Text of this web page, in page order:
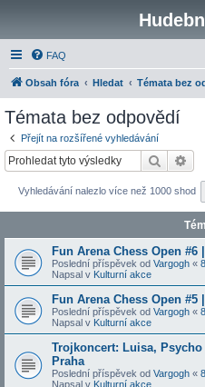
FAQ
Obsah fóra Hledat Témata bez
Témata bez odpovědí
Přejít na rozšířené vyhledávání
Hledat
Vyhledávání nalezlo více než 1000 shod
Fun Arena Chess Open #6
Poslední příspěvek od Vargogh «
Napsal v Kulturní akce
Fun Arena Chess Open #5
Poslední příspěvek od Vargogh «
Napsal v Kulturní akce
Trojkoncert: Luisa,
Praha
Poslední příspěvek od Vargogh «
Napsal v Kulturní akce